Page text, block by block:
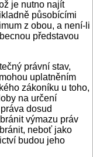
je nutno najít
působícími
z obou, a není-li
představou
právní stav,
uplatněním
zákoníku u toho,
na určení
dosud
výmazu práv
neboť jako
budou jeho